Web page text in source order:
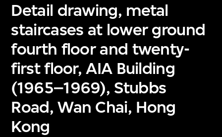
Detail drawing, metal
staircases at lower ground
fourth floor and twenty-
first floor, AIA Building
(1965–1969), Stubbs
Road, Wan Chai, Hong
Kong